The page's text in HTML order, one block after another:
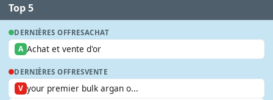
Top 5
DERNIÈRES OFFRESACHAT
A Achat et vente d'or
DERNIÈRES OFFRESVENTE
V your premier bulk argan o...